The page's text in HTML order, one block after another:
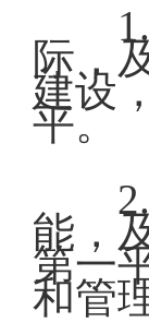
际，
建设
平。
能，
第一
和管